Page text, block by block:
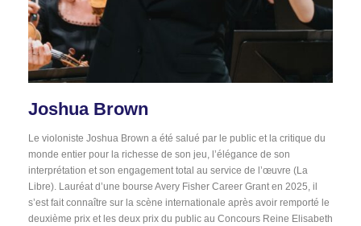
Joshua Brown
Le violoniste Joshua Brown a été salué par le public et la critique du
monde entier pour la richesse de son jeu, l’élégance de son
interprétation et son engagement total au service de l’œuvre (La
Libre). Lauréat d’une bourse Avery Fisher Career Grant en 2025, il
s’est fait connaître sur la scène internationale après avoir remporté le
deuxième prix et les deux prix du public au Concours Reine Elisabeth